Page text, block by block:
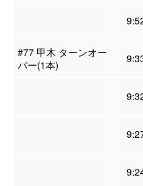
#77 甲木 ターンオー
バー(1本)